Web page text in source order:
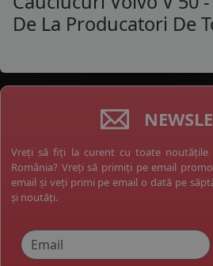
De La Producatori De
Vreți să fiți la curent cu toate noutățile
România? Vreți să primiți pe email
email și veți primi pe email o dată pe
și noutăți.